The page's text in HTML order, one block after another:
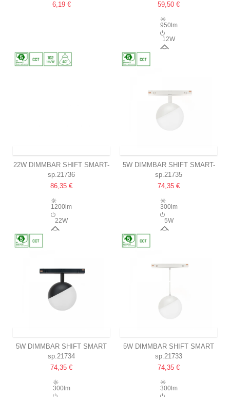
WEISS, 1-PHASIG, 1F3W
6,19 €
Ø28X40X7,5MM
150°, CCT, SCHWARZ, ZIGBEE
59,50 €
950lm
12W
22W DIMMBAR SHIFT SMART-
GRID L-SCHIENENSTRAHLER
40,4CM
35°, CCT, WEISS, ZIGBEE
sp.21736
86,35 €
1200lm
22W
5W DIMMBAR SHIFT SMART-
SCHIENENSTRAHLER
Ø100X130MM
165°, CCT, WEISS, ZIGBEE
sp.21735
74,35 €
300lm
5W
5W DIMMBAR SHIFT SMART
SCHIENENSTRAHLER
Ø100X130MM
165°, CCT, SCHWARZ, ZIGBEE
sp.21734
74,35 €
300lm
5W DIMMBAR SHIFT SMART
GLOBE P HÄNGEKUGEL
SCHIENENSTRAHLER Ø100
165°, CCT, WEISS, 81.5CM K
ABEL, ZIGBEE
sp.21733
74,35 €
300lm